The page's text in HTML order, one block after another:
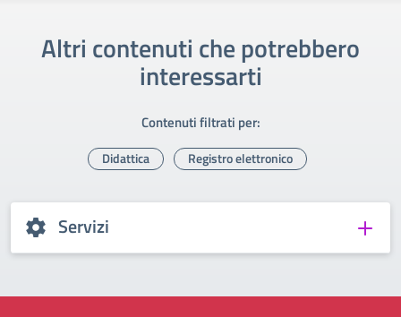
Altri contenuti che potrebbero
interessarti
Contenuti filtrati per:
Didattica Registro elettronico
Servizi